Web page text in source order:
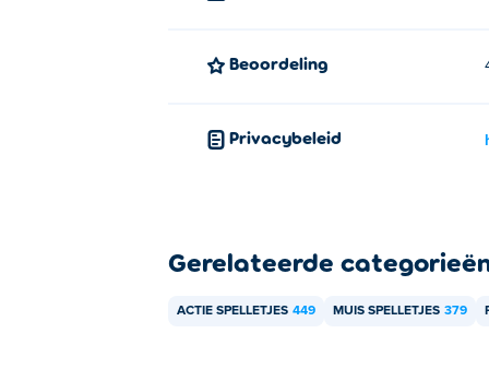
Beoordeling
Privacybeleid
Gerelateerde
ACTIE SPELLETJES 449 MUIS SPELLETJES 379